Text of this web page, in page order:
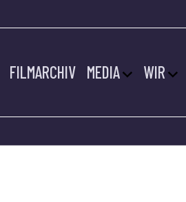
FILMARCHIV MEDIA WIR